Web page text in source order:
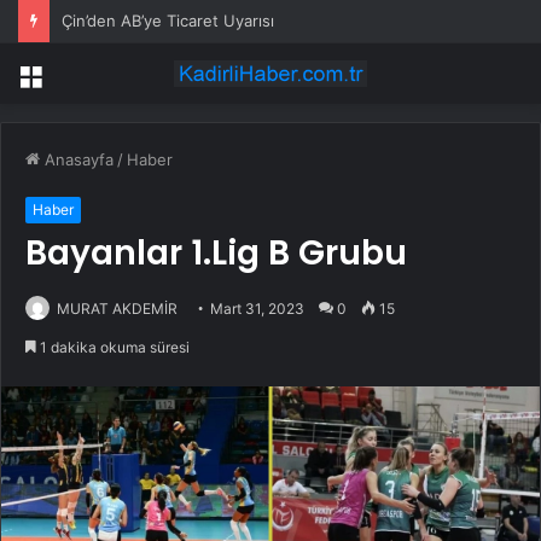
Çin’den AB’ye Ticaret Uyarısı
Menü
Anasayfa / Haber
Haber
Bayanlar 1.Lig B Grubu
MURAT AKDEMİR Mart 31, 2023 0 15
1 dakika okuma süresi